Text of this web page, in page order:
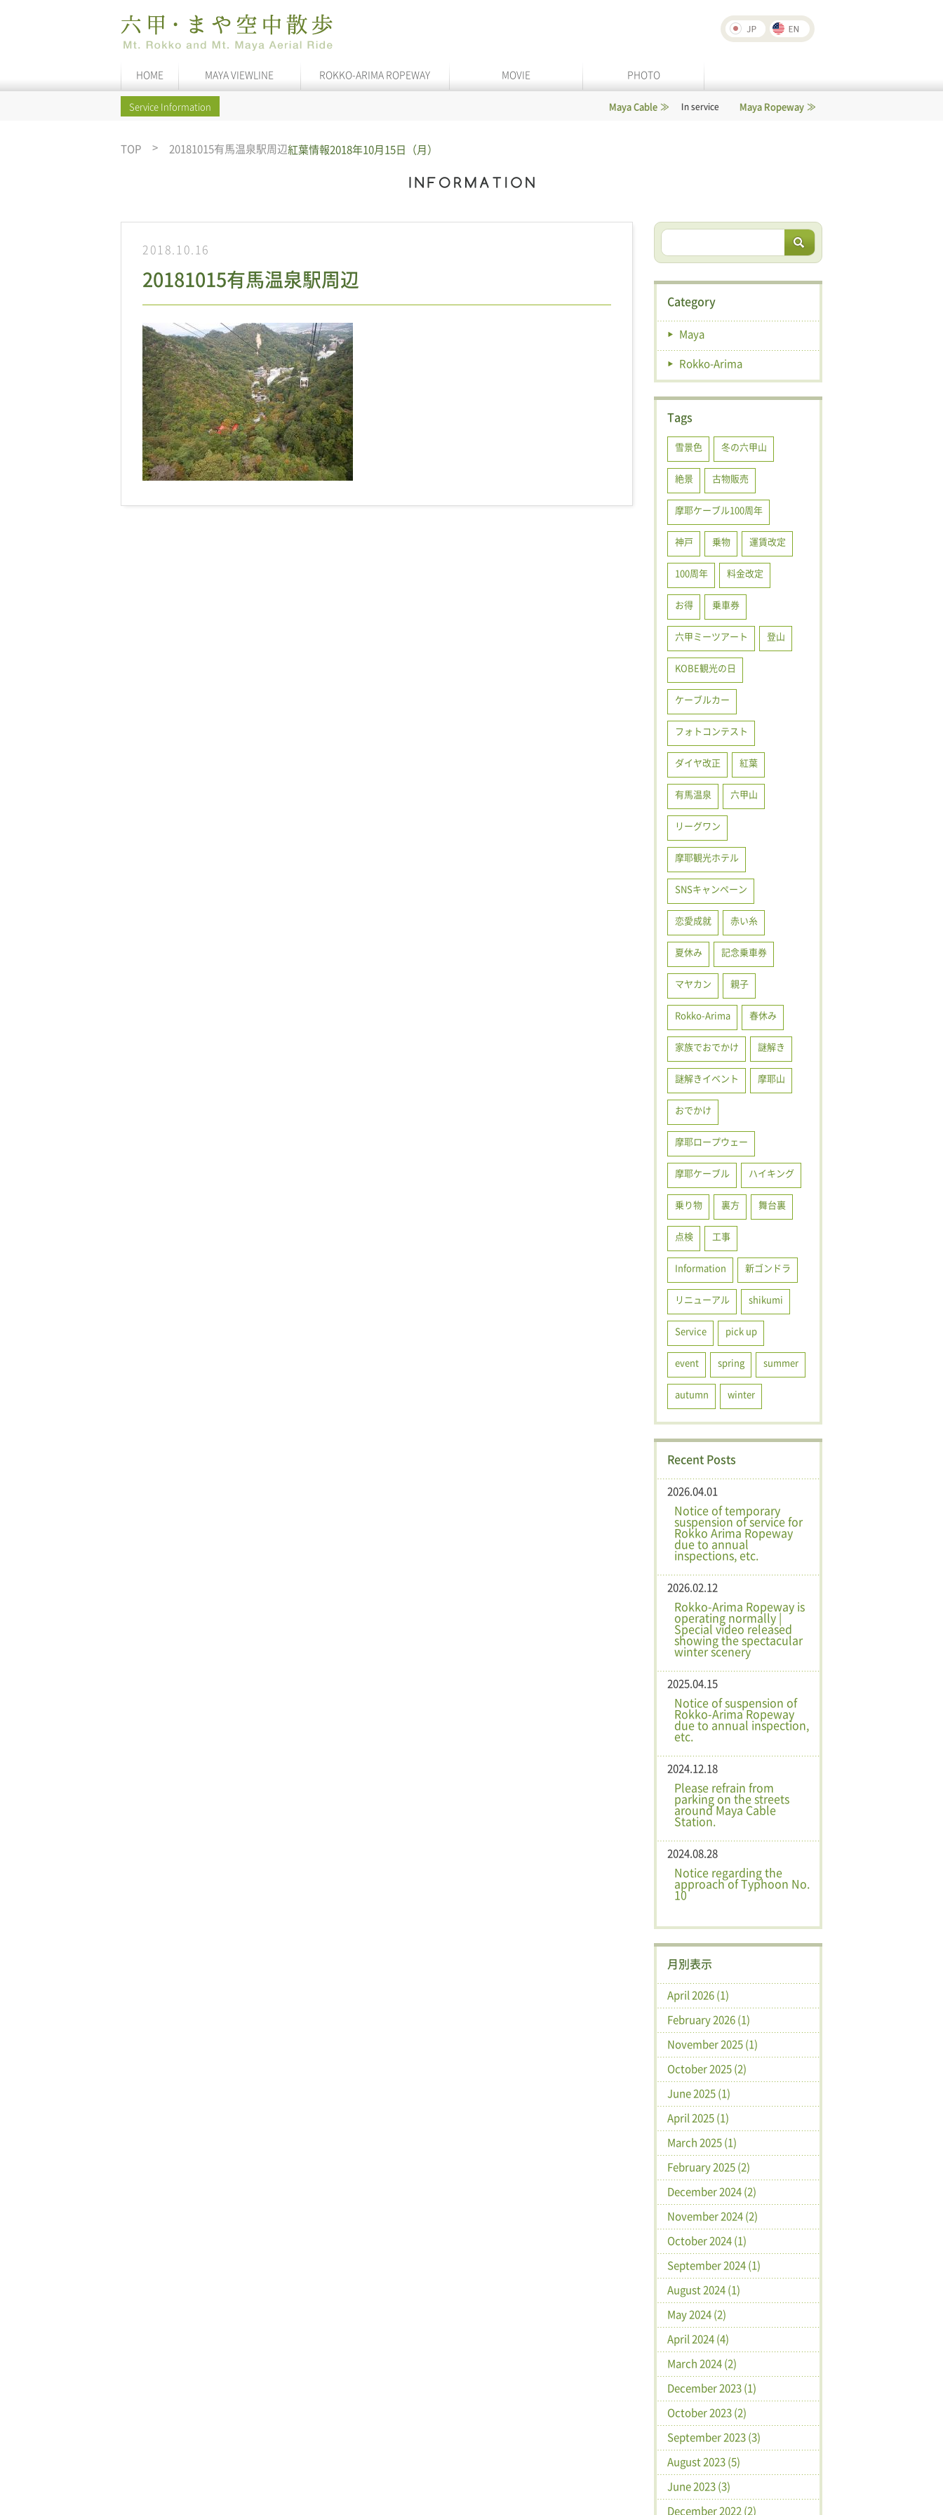
HOME MAYA VIEWLINE ROKKO-ARIMA ROPEWAY MOVIE PHOTO
Service Information In service Maya Ropeway In service
TOP 紅葉情報2018年10月15日（月）
20181015有馬温泉駅周辺
2018.10.16
20181015有馬温泉駅周辺
Category
Maya
Rokko-Arima
Tags
雪景色 冬の六甲山
絶景 古物販売
摩耶ケーブル100周年
神戸 乗物 運賃改定
100周年 料金改定
お得 乗車券
六甲ミーツアート 登山
KOBE観光の日
ケーブルカー
フォトコンテスト
ダイヤ改正 紅葉
有馬温泉 六甲山
リーグワン
摩耶観光ホテル
SNSキャンペーン
恋愛成就 赤い糸
夏休み 記念乗車券
マヤカン 親子
Rokko-Arima 春休み
家族でおでかけ 謎解き
謎解きイベント 摩耶山
おでかけ
摩耶ロープウェー
摩耶ケーブル ハイキング
乗り物 裏方 舞台裏
点検 工事
Information 新ゴンドラ
リニューアル shikumi
Service pick up
event spring summer
autumn winter
Recent Posts
2026.04.01
Notice of temporary
suspension of service for
Rokko Arima Ropeway
due to annual
inspections, etc.
2026.02.12
Rokko-Arima Ropeway is
operating normally |
Special video released
showing the spectacular
winter scenery
2025.04.15
Notice of suspension of
Rokko-Arima Ropeway
due to annual inspection,
etc.
2024.12.18
Please refrain from
parking on the streets
around Maya Cable
Station.
2024.08.28
Notice regarding the
approach of Typhoon No.
10
月別表示
April 2026 (1)
February 2026 (1)
November 2025 (1)
October 2025 (2)
June 2025 (1)
April 2025 (1)
March 2025 (1)
February 2025 (2)
December 2024 (2)
November 2024 (2)
October 2024 (1)
September 2024 (1)
August 2024 (1)
May 2024 (2)
April 2024 (4)
March 2024 (2)
December 2023 (1)
October 2023 (2)
September 2023 (3)
August 2023 (5)
June 2023 (3)
December 2022 (2)